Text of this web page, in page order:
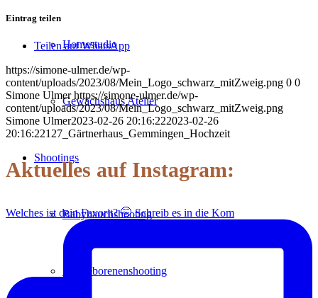
Homestudio
Gewächshaus Atelier
Shootings
Babybauchshooting
Neugeborenenshooting
Eintrag teilen
Teilen auf WhatsApp
https://simone-ulmer.de/wp-
content/uploads/2023/08/Mein_Logo_schwarz_mitZweig.png 0 0
Simone Ulmer https://simone-ulmer.de/wp-
content/uploads/2023/08/Mein_Logo_schwarz_mitZweig.png
Simone Ulmer2023-02-26 20:16:222023-02-26
20:16:22127_Gärtnerhaus_Gemmingen_Hochzeit
Aktuelles auf Instagram:
Welches ist dein Favorit? 🤭 Schreib es in die Kom